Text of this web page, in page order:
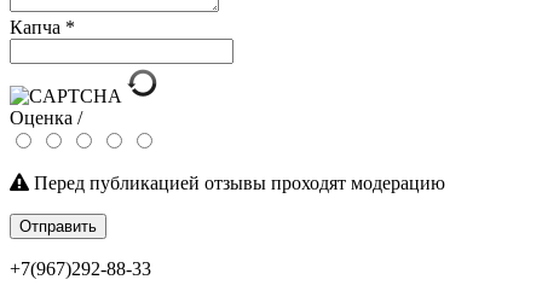
Капча *
Оценка /
Перед публикацией отзывы проходят модерацию
Отправить
+7(967)292-88-33